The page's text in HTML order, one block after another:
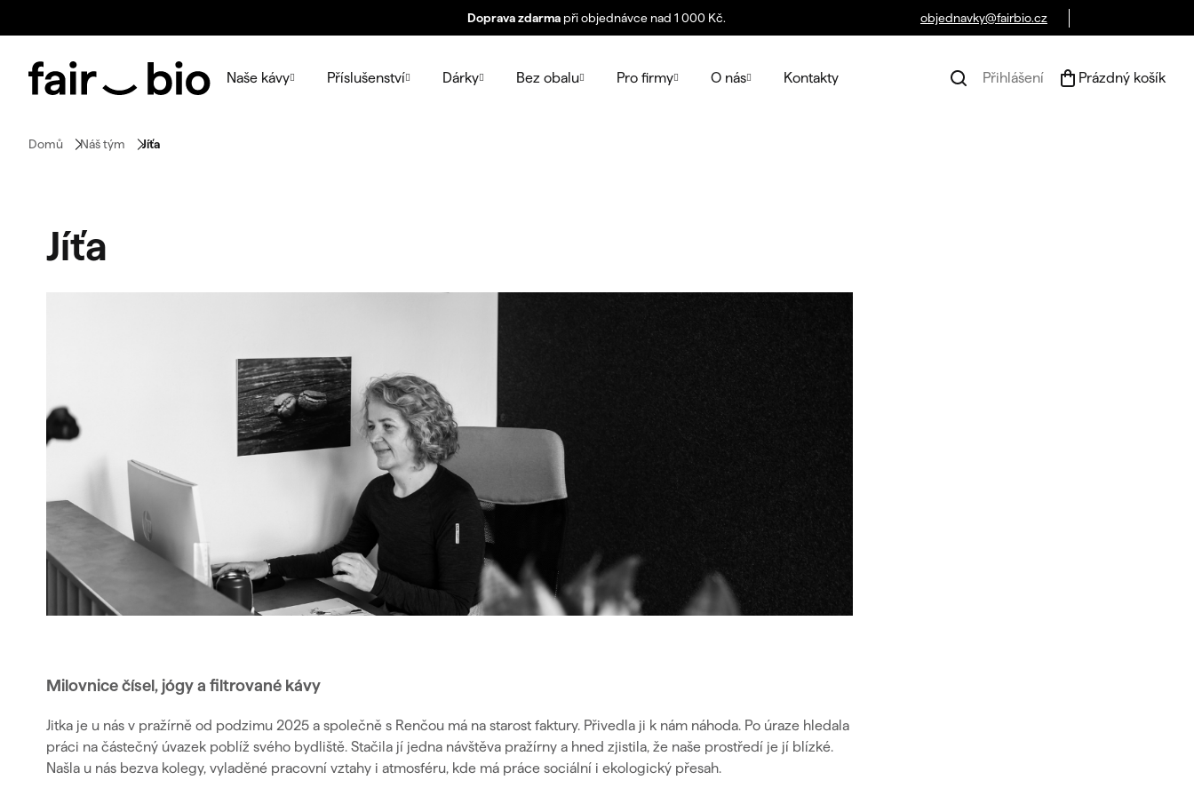
Doprava zdarma při objednávce nad 1 000 Kč. objednavky@fairbio.cz
Naše kávy Příslušenství Dárky Bez obalu Pro firmy O nás Kontakty Přihlášení Prázdný košík
Domů Náš tým Jíťa
Jíťa
Milovnice čísel, jógy a filtrované kávy
Jitka je u nás v pražírně od podzimu 2025 a společně s Renčou má na starost faktury. Přivedla ji k nám náhoda. Po úraze hledala
práci na částečný úvazek poblíž svého bydliště. Stačila jí jedna návštěva pražírny a hned zjistila, že naše prostředí je jí blízké.
Našla u nás bezva kolegy, vyladěné pracovní vztahy i atmosféru, kde má práce sociální i ekologický přesah.